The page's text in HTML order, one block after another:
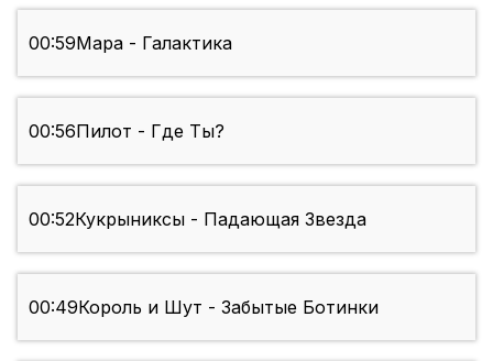
00:59Мара - Галактика
00:56Пилот - Где Ты?
00:52Кукрыниксы - Падающая Звезда
00:49Король и Шут - Забытые Ботинки